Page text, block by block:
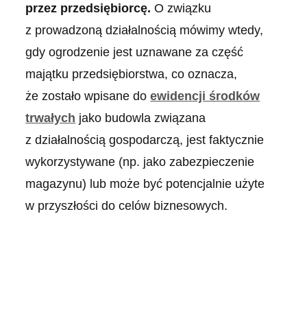
przez przedsiębiorcę. O związku
z prowadzoną działalnością mówimy wtedy,
gdy ogrodzenie jest uznawane za część
majątku przedsiębiorstwa, co oznacza,
że zostało wpisane doewidencji środków
trwałych jako budowla związana
z działalnością gospodarczą, jest faktycznie
wykorzystywane (np. jako zabezpieczenie
magazynu) lub może być potencjalnie użyte
w przyszłości do celów biznesowych.